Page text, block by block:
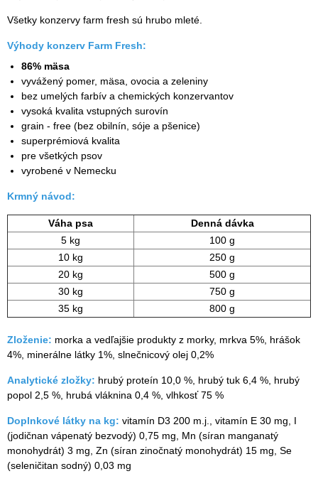
Všetky konzervy farm fresh sú hrubo mleté.
Výhody konzerv Farm Fresh:
86% mäsa
vyvážený pomer, mäsa, ovocia a zeleniny
bez umelých farbív a chemických konzervantov
vysoká kvalita vstupných surovín
grain - free (bez obilnín, sóje a pšenice)
superprémiová kvalita
pre všetkých psov
vyrobené v Nemecku
Krmný návod:
Váha psa
Denná dávka
5 kg
100 g
10 kg
250 g
20 kg
500 g
30 kg
750 g
35 kg
800 g
Zloženie: morka a vedľajšie produkty z morky, mrkva 5%, hrášok
4%, minerálne látky 1%, slnečnicový olej 0,2%
Analytické zložky: hrubý proteín 10,0 %, hrubý tuk 6,4 %, hrubý
popol 2,5 %, hrubá vláknina 0,4 %, vlhkosť 75 %
Doplnkové látky na kg: vitamín D3 200 m.j., vitamín E 30 mg, I
(jodičnan vápenatý bezvodý) 0,75 mg, Mn (síran manganatý
monohydrát) 3 mg, Zn (síran zinočnatý monohydrát) 15 mg, Se
(seleničitan sodný) 0,03 mg